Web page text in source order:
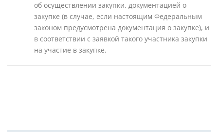
об осуществлении закупки, документацией о
закупке (в случае, если настоящим Федеральным
законом предусмотрена документация о закупке), и
в соответствии с заявкой такого участника закупки
на участие в закупке.